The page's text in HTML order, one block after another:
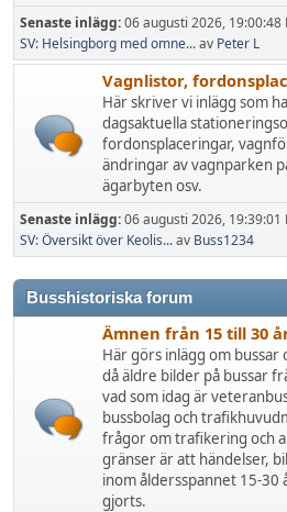
Senaste inlägg:06 augusti 2026, 19:00:48
SV: Helsingborg med omne...av Peter L
Vagnlistor,
Här skriver vi inlägg som
dagsaktuella
fordonsplaceringar,
ändringar av vagnparken
ägarbyten osv.
Senaste inlägg:06 augusti 2026, 19:39:01
SV: Översikt över Keolis...av Buss1234
Busshistoriska forum
Ämnen från 15 till 30
Här görs inlägg om bussar
då äldre bilder på bussar
vad som idag är
bussbolag och
frågor om trafikering och
gränser är att händelser,
inom åldersspannet 15-
gjorts.